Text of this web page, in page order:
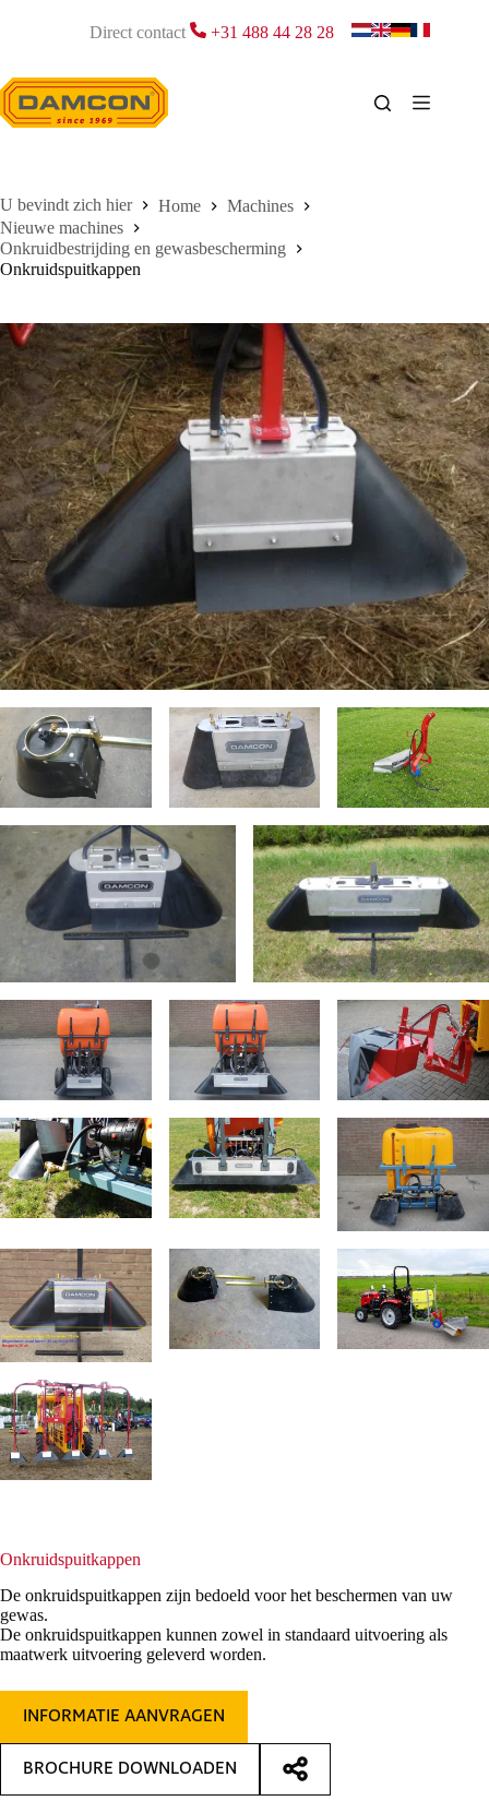
Direct contact +31 488 44 28 28
Home
Machines
Nieuwe machines
Onkruidbestrijding en gewasbescherming
Onkruidspuitkappen
Onkruidspuitkappen
De onkruidspuitkappen zijn bedoeld voor het beschermen van uw
gewas.
De onkruidspuitkappen kunnen zowel in standaard uitvoering als
maatwerk uitvoering geleverd worden.
INFORMATIE AANVRAGEN
BROCHURE DOWNLOADEN